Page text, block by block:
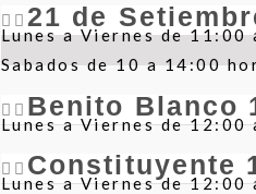
21 de
Lunes a Viernes de 11:00
Sabados de 10 a 14:00
Benito Blanco
Lunes a Viernes de 12:00
Constituyente
Lunes a Viernes de 12:00